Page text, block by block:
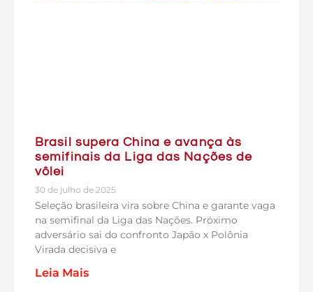
Brasil supera China e avança às
semifinais da Liga das Nações de
vôlei
30 de julho de 2025
Seleção brasileira vira sobre China e garante vaga
na semifinal da Liga das Nações. Próximo
adversário sai do confronto Japão x Polônia
Virada decisiva e
Leia Mais